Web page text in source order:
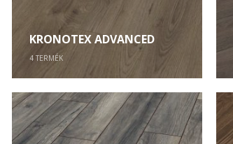
KRONOTEX ADVANCED
4 TERMÉK